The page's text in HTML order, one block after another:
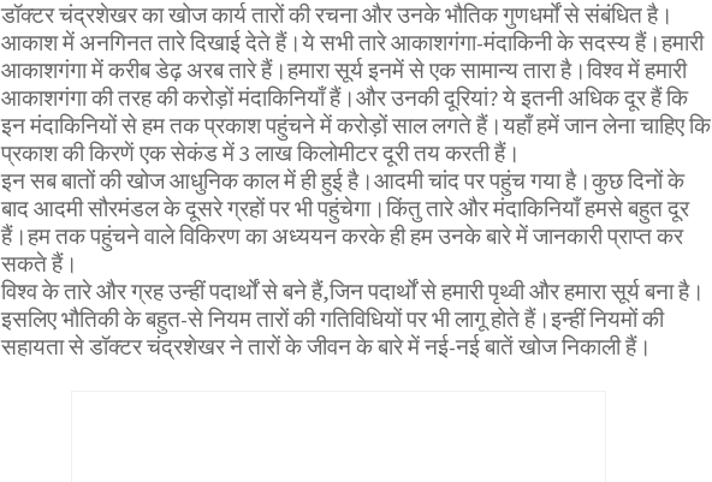
डॉक्टर चंद्रशेखर का खोज कार्य तारों की रचना और उनके भौतिक गुणधर्मों से संबंधित है।
आकाश में अनगिनत तारे दिखाई देते हैं।ये सभी तारे आकाशगंगा-मंदाकिनी के सदस्य हैं।हमारी
आकाशगंगा में करीब डेढ़ अरब तारे हैं।हमारा सूर्य इनमें से एक सामान्य तारा है।विश्व में हमारी
आकाशगंगा की तरह की करोड़ों मंदाकिनियाँ हैं।और उनकी दूरियां? ये इतनी अधिक दूर हैं कि
इन मंदाकिनियों से हम तक प्रकाश पहुंचने में करोड़ों साल लगते हैं।यहाँ हमें जान लेना चाहिए कि
प्रकाश की किरणें एक सेकंड में 3 लाख किलोमीटर दूरी तय करती हैं।
इन सब बातों की खोज आधुनिक काल में ही हुई है।आदमी चांद पर पहुंच गया है।कुछ दिनों के
बाद आदमी सौरमंडल के दूसरे ग्रहों पर भी पहुंचेगा।किंतु तारे और मंदाकिनियाँ हमसे बहुत दूर
हैं।हम तक पहुंचने वाले विकिरण का अध्ययन करके ही हम उनके बारे में जानकारी प्राप्त कर
सकते हैं।
विश्व के तारे और ग्रह उन्हीं पदार्थों से बने हैं,जिन पदार्थों से हमारी पृथ्वी और हमारा सूर्य बना है।
इसलिए भौतिकी के बहुत-से नियम तारों की गतिविधियों पर भी लागू होते हैं।इन्हीं नियमों की
सहायता से डॉक्टर चंद्रशेखर ने तारों के जीवन के बारे में नई-नई बातें खोज निकाली हैं।